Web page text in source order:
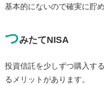
基本的にないので確実に貯
つみたてNISA
投資信託を少しずつ購入す
るメリットがあります。